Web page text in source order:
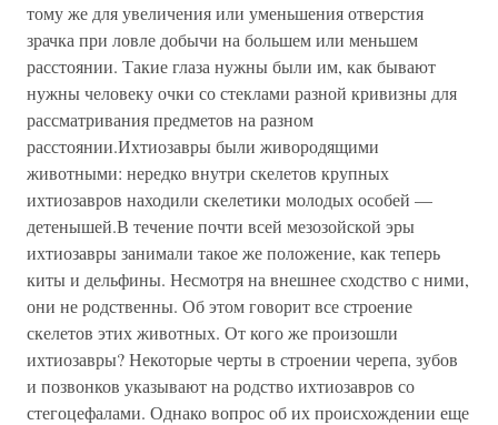
тому же для увеличения или уменьшения отверстия
зрачка при ловле добычи на большем или меньшем
расстоянии. Такие глаза нужны были им, как бывают
нужны человеку очки со стеклами разной кривизны для
рассматривания предметов на разном
расстоянии.Ихтиозавры были живородящими
животными: нередко внутри скелетов крупных
ихтиозавров находили скелетики молодых особей —
детенышей.В течение почти всей мезозойской эры
ихтиозавры занимали такое же положение, как теперь
киты и дельфины. Несмотря на внешнее сходство с ними,
они не родственны. Об этом говорит все строение
скелетов этих животных. От кого же произошли
ихтиозавры? Некоторые черты в строении черепа, зубов
и позвонков указывают на родство ихтиозавров со
стегоцефалами. Однако вопрос об их происхождении еще